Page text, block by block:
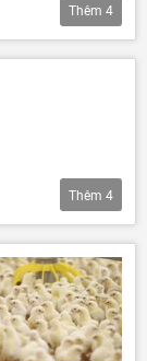
Thêm 4
Thêm 4